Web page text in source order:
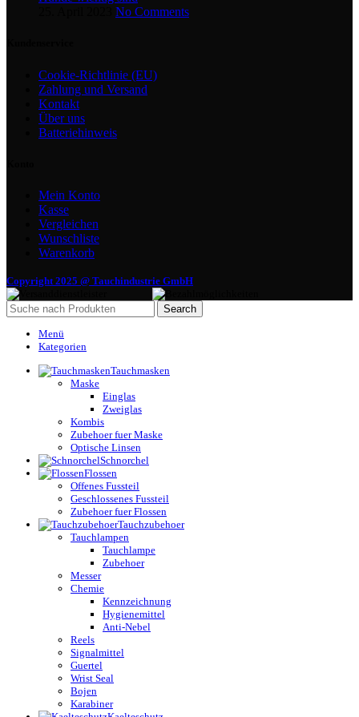
No Comments
Cookie-Richtlinie (EU)
Zahlung und Versand
Kontakt
Über uns
Batteriehinweis
Mein Konto
Kasse
Vergleichen
Wunschliste
Warenkorb
Copyright 2025 @ Tauchindustrie GmbH
Search
Menü
Kategorien
Tauchmasken
Maske
Einglas
Zweiglas
Kombis
Zubehoer fuer Maske
Optische Linsen
Schnorchel
Flossen
Offenes Fussteil
Geschlossenes Fussteil
Zubehoer fuer Flossen
Tauchzubehoer
Tauchlampen
Tauchlampe
Zubehoer
Messer
Chemie
Kennzeichnung
Hygienemittel
Anti-Nebel
Reels
Signalmittel
Guertel
Wrist Seal
Bojen
Karabiner